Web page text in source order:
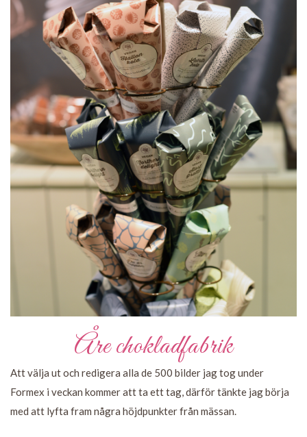
Åre chokladfabrik
Att välja ut och redigera alla de 500 bilder jag tog under
Formex i veckan kommer att ta ett tag, därför tänkte jag börja
med att lyfta fram några höjdpunkter från mässan.